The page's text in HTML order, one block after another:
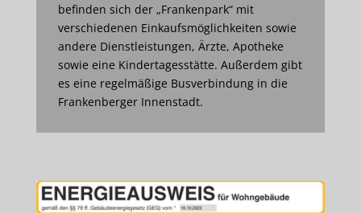
befinden sich der „Frankenpark“ mit
verschiedenen Einkaufsmöglichkeiten sowie
andere Dienstleistungen, Ärzte, Apotheke
sowie eine Kindertagesstätte. Außerdem gibt
es eine regelmäßige Busverbindung in die
Frankenberger Innenstadt.